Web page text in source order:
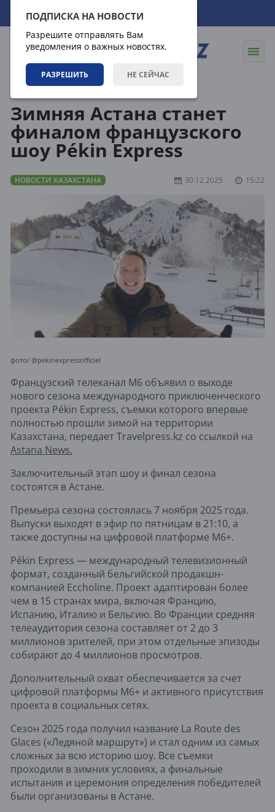
ПОДПИСКА НА НОВОСТИ
Разрешите отправлять Вам
уведомления о важных новостях.
РАЗРЕШИТЬ НЕ СЕЙЧАС
09.08.2026 19:23:55
Зимняя Астана станет
финалом французского
шоу Pékin Express
НОВОСТИ КАЗАХСТАНА 30.12.2025 15:22
фото/ @pekinexpressofficiel
Французский телеканал M6 объявил о выходе
нового сезона международного приключенческого
проекта Pékin Express, съемки которого впервые
полностью прошли зимой на территории
Казахстана, передает Travelpress.kz со ссылкой на
Astana News.
Заключительный этап шоу и финал сезона
состоятся в Астане.
Премьера сезона состоялась 7 ноября 2025 года.
Выпуски выходят в эфир по пятницам в 21:10, а
также доступны на цифровой платформе M6+.
Pékin Express — международный телевизионный
формат, созданный бельгийской продакшн-
компанией Eccholine. Проект адаптирован более
чем в 15 странах мира, включая Францию,
Испанию, Италию и Бельгию. Во Франции средняя
телеаудитория сезона составляет от 2 до 3
миллионов зрителей, при этом отдельные эпизоды
собирают до 4 миллионов просмотров.
Дополнительный охват обеспечивается за счет
цифровой платформы M6+ и активного присутствия
проекта в социальных сетях.
Сезон 2025 года получил название La Route des
Glaces («Ледяной маршрут») и стал одним из самых
сложных за всю историю шоу. Все съемки
проходили в зимних условиях, а финальные
испытания и церемония определения победителей
были организованы в Астане.